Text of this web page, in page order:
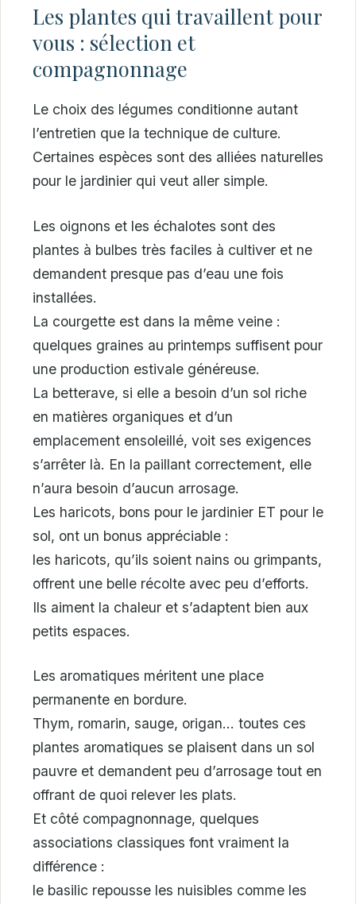
Les plantes qui travaillent pour
vous : sélection et
compagnonnage
Le choix des légumes conditionne autant
l’entretien que la technique de culture.
Certaines espèces sont des alliées naturelles
pour le jardinier qui veut aller simple.
Les oignons et les échalotes sont des
plantes à bulbes très faciles à cultiver et ne
demandent presque pas d’eau une fois
installées.
La courgette est dans la même veine :
quelques graines au printemps suffisent pour
une production estivale généreuse.
La betterave, si elle a besoin d’un sol riche
en matières organiques et d’un
emplacement ensoleillé, voit ses exigences
s’arrêter là. En la paillant correctement, elle
n’aura besoin d’aucun arrosage.
Les haricots, bons pour le jardinier ET pour le
sol, ont un bonus appréciable :
les haricots, qu’ils soient nains ou grimpants,
offrent une belle récolte avec peu d’efforts.
Ils aiment la chaleur et s’adaptent bien aux
petits espaces.
Les aromatiques méritent une place
permanente en bordure.
Thym, romarin, sauge, origan… toutes ces
plantes aromatiques se plaisent dans un sol
pauvre et demandent peu d’arrosage tout en
offrant de quoi relever les plats.
Et côté compagnonnage, quelques
associations classiques font vraiment la
différence :
le basilic repousse les nuisibles comme les